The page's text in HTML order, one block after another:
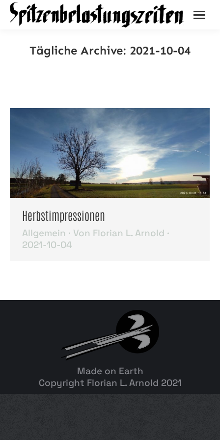
Tägliche Archive: 2021-10-04
Herbstimpressionen
Allgemein Von Florian L. Arnold
2021-10-04
Made on Earth
Copyright Florian L. Arnold 2021